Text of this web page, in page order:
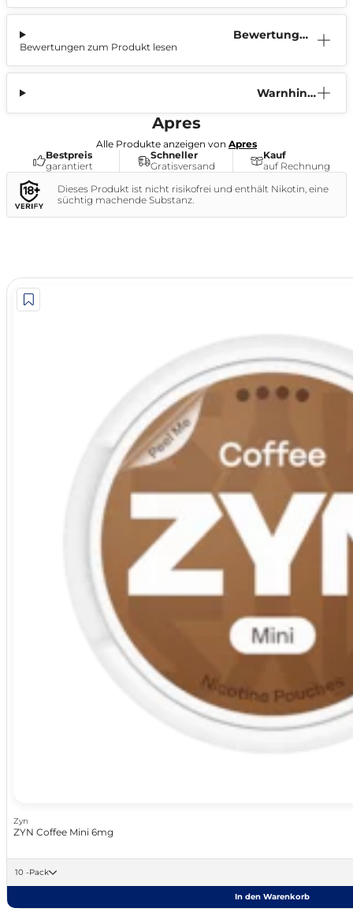
Bewertunge
Bewertungen zum Produkt lesen
Warnhinw
Apres
Alle Produkte anzeigen von Apres
Bestpreis
garantiert
Schneller
Gratisversand
Kauf
auf Rechnung
Dieses Produkt ist nicht risikofrei und enthält Nikotin, eine
süchtig machende Substanz.
Zyn
ZYN Coffee Mini 6mg
10 -Pack
In den Warenkorb